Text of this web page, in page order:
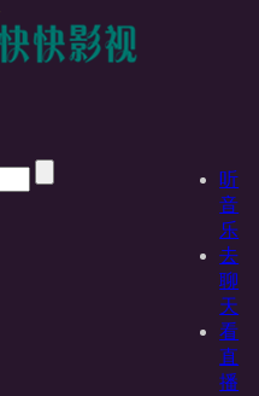
听
音
乐
去
聊
天
看
直
播